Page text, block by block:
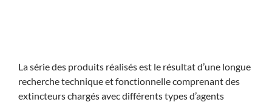
La série des produits réalisés est le résultat d’une longue
recherche technique et fonctionnelle comprenant des
extincteurs chargés avec différents types d’agents